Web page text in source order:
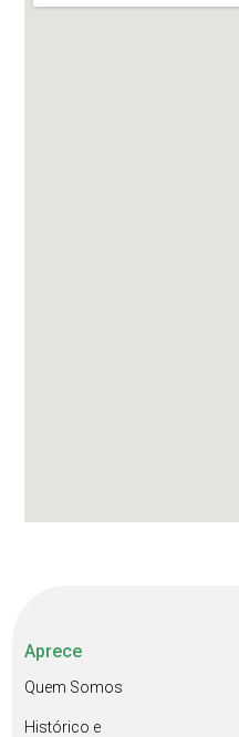
Aprece
Quem Somos
Histórico e